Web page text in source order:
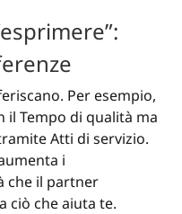
Per esempio,
Tempo di qualità ma
Atti di servizio.
i
che il partner
ciò che aiuta te.